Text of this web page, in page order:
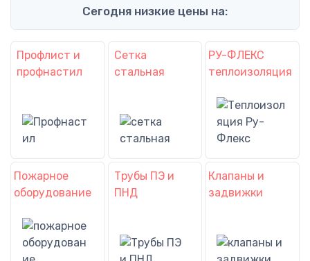
Сегодня низкие цены на:
Профлист и
профнастил
Сетка
стальная
РУ-ФЛЕКС
теплоизоляция
Пожарное
оборудование
Трубы ПЭ и
ПНД
Клапаны и
задвижки